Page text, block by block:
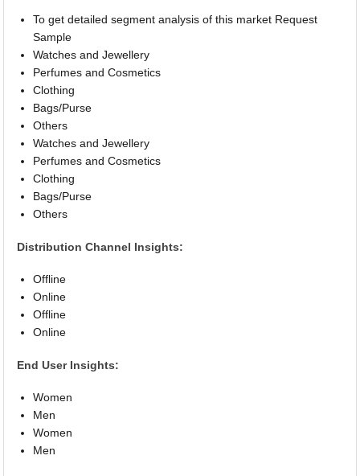
To get detailed segment analysis of this market Request
Sample
Watches and Jewellery
Perfumes and Cosmetics
Clothing
Bags/Purse
Others
Watches and Jewellery
Perfumes and Cosmetics
Clothing
Bags/Purse
Others
Distribution Channel Insights:
Offline
Online
Offline
Online
End User Insights:
Women
Men
Women
Men